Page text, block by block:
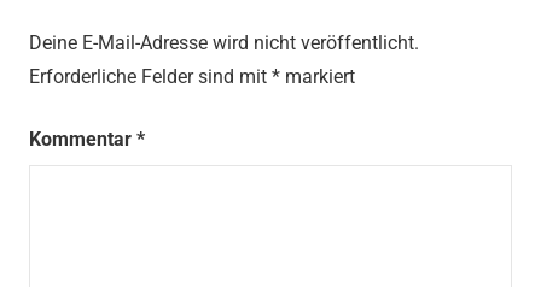
Deine E-Mail-Adresse wird nicht veröffentlicht.
Erforderliche Felder sind mit * markiert
Kommentar *